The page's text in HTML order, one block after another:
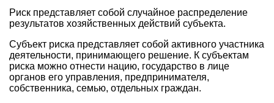
Риск представляет собой случайное распределение
результатов хозяйственных действий субъекта.
Субъект риска представляет собой активного участника
деятельности, принимающего решение. К субъектам
риска можно отнести нацию, государство в лице
органов его управления, предпринимателя,
собственника, семью, отдельных граждан.